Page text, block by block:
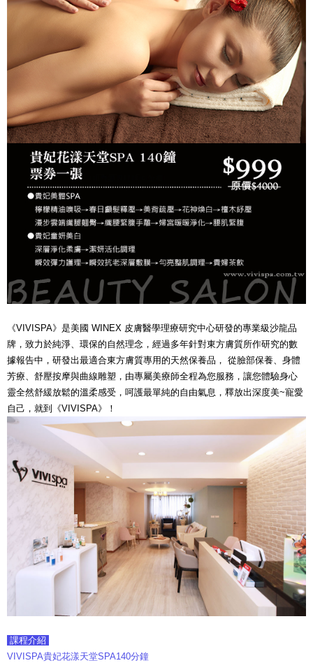
《VIVISPA》是美國 WINEX 皮膚醫學理療研究中心研發的專業級沙龍品
牌，致力於純淨、環保的自然理念，經過多年針對東方膚質所作研究的數
據報告中，研發出最適合東方膚質專用的天然保養品， 從臉部保養、身體
芳療、舒壓按摩與曲線雕塑，由專屬美療師全程為您服務，讓您體驗身心
靈全然舒緩放鬆的溫柔感受，呵護最單純的自由氣息，釋放出深度美~寵愛
自己，就到《VIVISPA》！
課程介紹
VIVISPA貴妃花漾天堂SPA140分鐘